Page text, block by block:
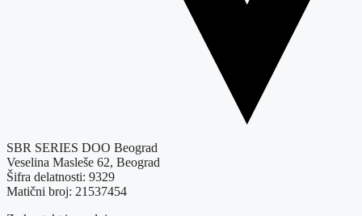
SBR SERIES DOO Beograd
Veselina Masleše 62, Beograd
Šifra delatnosti: 9329
Matični broj: 21537454